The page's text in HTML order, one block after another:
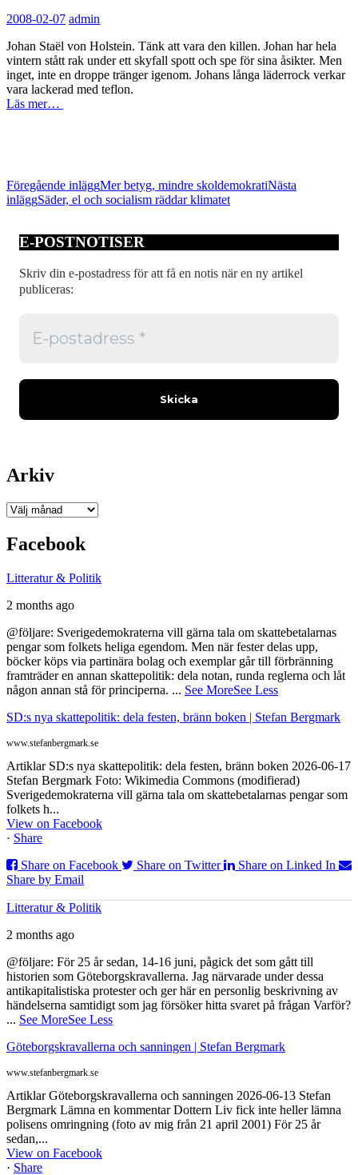
2008-02-07 admin
Johan Staël von Holstein. Tänk att vara den killen. Johan har hela
vintern stått rak under ett skyfall spott och spe för sina åsikter. Men
inget, inte en droppe tränger igenom. Johans långa läderrock verkar
vara lackerad med teflon.
Läs mer…
Inläggsnavigering
Föregående inläggMer betyg, mindre skoldemokratiNästa
inläggSäder, el och socialism räddar klimatet
E-POSTNOTISER
Skriv din e-postadress för att få en notis när en ny artikel
publiceras:
Arkiv
Arkiv
Facebook
Litteratur & Politik
2 months ago
@följare: Sverigedemokraterna vill gärna tala om skattebetalarnas
pengar som folkets heliga egendom. Men när fester delas upp,
böcker köps via partinära bolag och exemplar går till förbränning
framträder en annan skattepolitik: dela notan, runda reglerna och låt
någon annan stå för principerna. ... See MoreSee Less
SD:s nya skattepolitik: dela festen, bränn boken | Stefan Bergmark
www.stefanbergmark.se
Artiklar SD:s nya skattepolitik: dela festen, bränn boken 2026-06-17
Stefan Bergmark Foto: Wikimedia Commons (modifierad)
Sverigedemokraterna vill gärna tala om skattebetalarnas pengar som
folkets h...
View on Facebook
· Share
Share on Facebook
Share on Twitter
Share on Linked In
Share by Email
Litteratur & Politik
2 months ago
@följare: För 25 år sedan, 14-16 juni, pågick det som gått till
historien som Göteborgskravallerna. Jag närvarade under dessa
antikapitalistiska protester och ger här en personlig beskrivning av
händelserna samtidigt som jag försöker hitta svaret på frågan Varför?
... See MoreSee Less
Göteborgskravallerna och sanningen | Stefan Bergmark
www.stefanbergmark.se
Artiklar Göteborgskravallerna och sanningen 2026-06-13 Stefan
Bergmark Lämna en kommentar Dottern Liv fick inte heller lämna
polisens omringning (foto av mig från 21 april 2001) För 25 år
sedan,...
View on Facebook
· Share